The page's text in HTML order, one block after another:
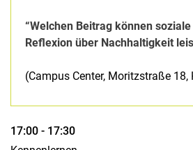
“Welchen Beitrag können
Reflexion über Nachhaltigkeit
(Campus Center, Moritzstraße 18,
17:00 - 17:30